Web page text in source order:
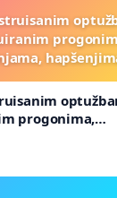
progonima,